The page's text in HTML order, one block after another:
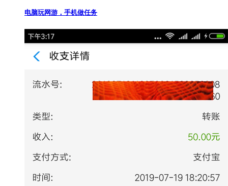
电脑玩网游，手机做任务